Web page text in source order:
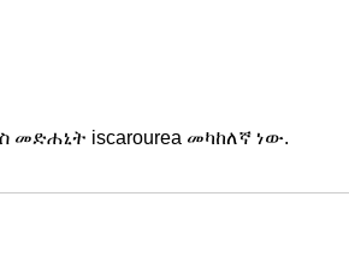
መድሐኒት iscarourea መካከለኛ ነው.